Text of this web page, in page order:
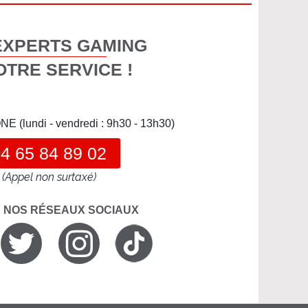
GAMING
SERVICE !
(lundi - vendredi : 9h30 - 13h30)
65 84 89 02
(Appel non surtaxé)
NOS RÉSEAUX SOCIAUX